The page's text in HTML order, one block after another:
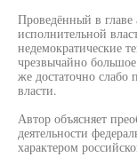
Проведённый в главе
исполнительной
недемократические
чрезвычайно
же достаточно слабо
власти.
Автор объясняет
деятельности
характером